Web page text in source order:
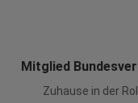
Mitglied
Zuhause in der